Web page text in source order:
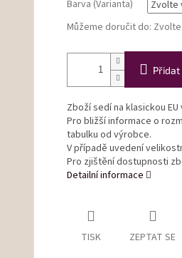
Barva (Varianta)
Můžeme doručit do:
Přidat
Zboží sedí na klasickou
Pro bližší informace o
tabulku od výrobce.
V případě uvedení
Pro zjištění dostupnosti
Detailní informace
TISK ZEPTAT SE